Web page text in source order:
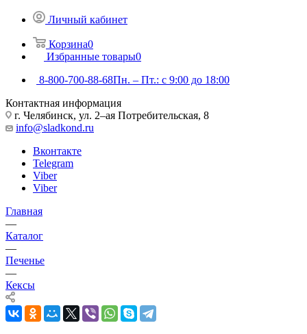
Личный кабинет
Корзина0
Избранные товары0
8-800-700-88-68Пн. – Пт.: с 9:00 до 18:00
Контактная информация
г. Челябинск, ул. 2–ая Потребительская, 8
info@sladkond.ru
Вконтакте
Telegram
Viber
Viber
Главная
—
Каталог
—
Печенье
—
Кексы